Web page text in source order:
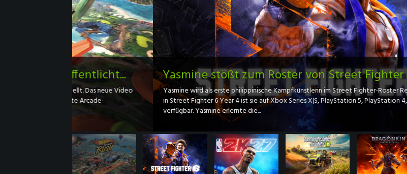
Yasmine stößt zum Roster von Street Fighter 6
Yasmine wird als erste philippinische Kampfkünstlerin im Street Fighter-Roster Realität: Mit ihrer Ankunft
in Street Fighter 6 Year 4 ist sie auf Xbox Series X|S, PlayStation 5, PlayStation 4, PC und Nintendo Switch 2
verfügbar. Yasmine erlernte die...